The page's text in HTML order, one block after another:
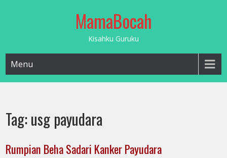
MamaBocah
Kisahku Guruku
Menu
Tag:usg payudara
Rumpian Beha Sadari Kanker Payudara